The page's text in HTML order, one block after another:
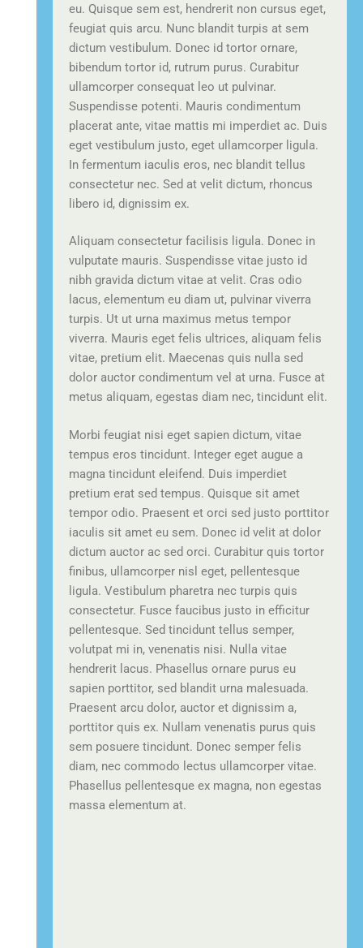
eu. Quisque sem est, hendrerit non cursus eget,
feugiat quis arcu. Nunc blandit turpis at sem
dictum vestibulum. Donec id tortor ornare,
bibendum tortor id, rutrum purus. Curabitur
ullamcorper consequat leo ut pulvinar.
Suspendisse potenti. Mauris condimentum
placerat ante, vitae mattis mi imperdiet ac. Duis
eget vestibulum justo, eget ullamcorper ligula.
In fermentum iaculis eros, nec blandit tellus
consectetur nec. Sed at velit dictum, rhoncus
libero id, dignissim ex.
Aliquam consectetur facilisis ligula. Donec in
vulputate mauris. Suspendisse vitae justo id
nibh gravida dictum vitae at velit. Cras odio
lacus, elementum eu diam ut, pulvinar viverra
turpis. Ut ut urna maximus metus tempor
viverra. Mauris eget felis ultrices, aliquam felis
vitae, pretium elit. Maecenas quis nulla sed
dolor auctor condimentum vel at urna. Fusce at
metus aliquam, egestas diam nec, tincidunt elit.
Morbi feugiat nisi eget sapien dictum, vitae
tempus eros tincidunt. Integer eget augue a
magna tincidunt eleifend. Duis imperdiet
pretium erat sed tempus. Quisque sit amet
tempor odio. Praesent et orci sed justo porttitor
iaculis sit amet eu sem. Donec id velit at dolor
dictum auctor ac sed orci. Curabitur quis tortor
finibus, ullamcorper nisl eget, pellentesque
ligula. Vestibulum pharetra nec turpis quis
consectetur. Fusce faucibus justo in efficitur
pellentesque. Sed tincidunt tellus semper,
volutpat mi in, venenatis nisi. Nulla vitae
hendrerit lacus. Phasellus ornare purus eu
sapien porttitor, sed blandit urna malesuada.
Praesent arcu dolor, auctor et dignissim a,
porttitor quis ex. Nullam venenatis purus quis
sem posuere tincidunt. Donec semper felis
diam, nec commodo lectus ullamcorper vitae.
Phasellus pellentesque ex magna, non egestas
massa elementum at.